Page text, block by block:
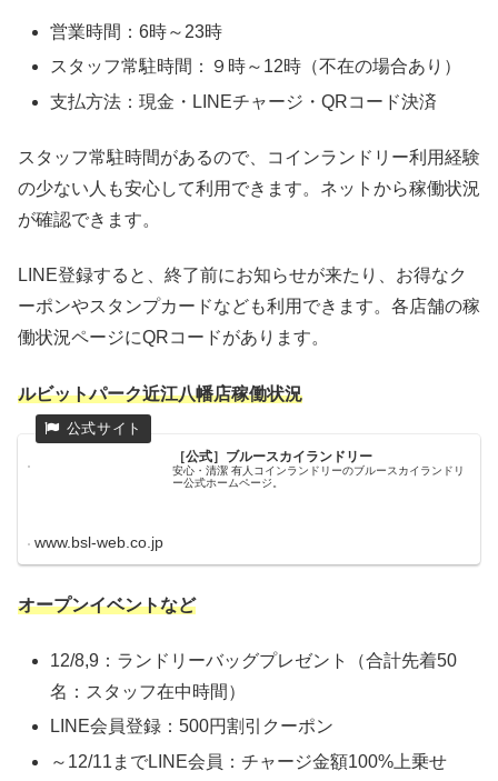
営業時間：6時～23時
スタッフ常駐時間：９時～12時（不在の場合あり）
支払方法：現金・LINEチャージ・QRコード決済
スタッフ常駐時間があるので、コインランドリー利用経験
の少ない人も安心して利用できます。ネットから稼働状況
が確認できます。
LINE登録すると、終了前にお知らせが来たり、お得なク
ーポンやスタンプカードなども利用できます。各店舗の稼
働状況ページにQRコードがあります。
ルビットパーク近江八幡店稼働状況
［公式］ブルースカイランドリー
安心・清潔 有人コインランドリーのブルースカイランドリ
ー公式ホームページ。
www.bsl-web.co.jp
オープンイベントなど
12/8,9：ランドリーバッグプレゼント（合計先着50
名：スタッフ在中時間）
LINE会員登録：500円割引クーポン
～12/11までLINE会員：チャージ金額100%上乗せ